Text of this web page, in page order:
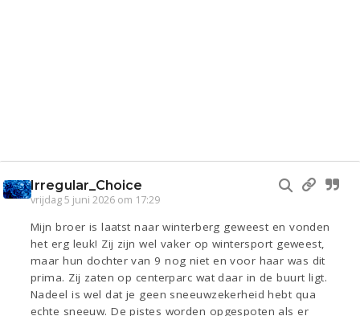
Irregular_Choice
vrijdag 5 juni 2026 om 17:29
Mijn broer is laatst naar winterberg geweest en vonden
het erg leuk! Zij zijn wel vaker op wintersport geweest,
maar hun dochter van 9 nog niet en voor haar was dit
prima. Zij zaten op centerparc wat daar in de buurt ligt.
Nadeel is wel dat je geen sneeuwzekerheid hebt qua
echte sneeuw. De pistes worden opgespoten als er